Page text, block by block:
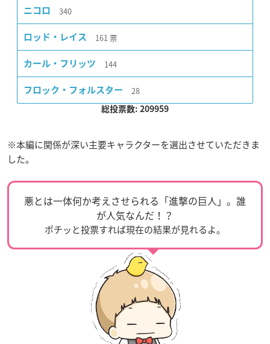
ニコロ 340
ロッド・レイス 161 票
カール・フリッツ 144
フロック・フォルスター 28
総投票数: 209959
※本編に関係が深い主要キャラクターを選出させていただきま
した。
悪とは一体何か考えさせられる「進撃の巨人」。誰
が人気なんだ！？
ポチッと投票すれば現在の結果が見れるよ。